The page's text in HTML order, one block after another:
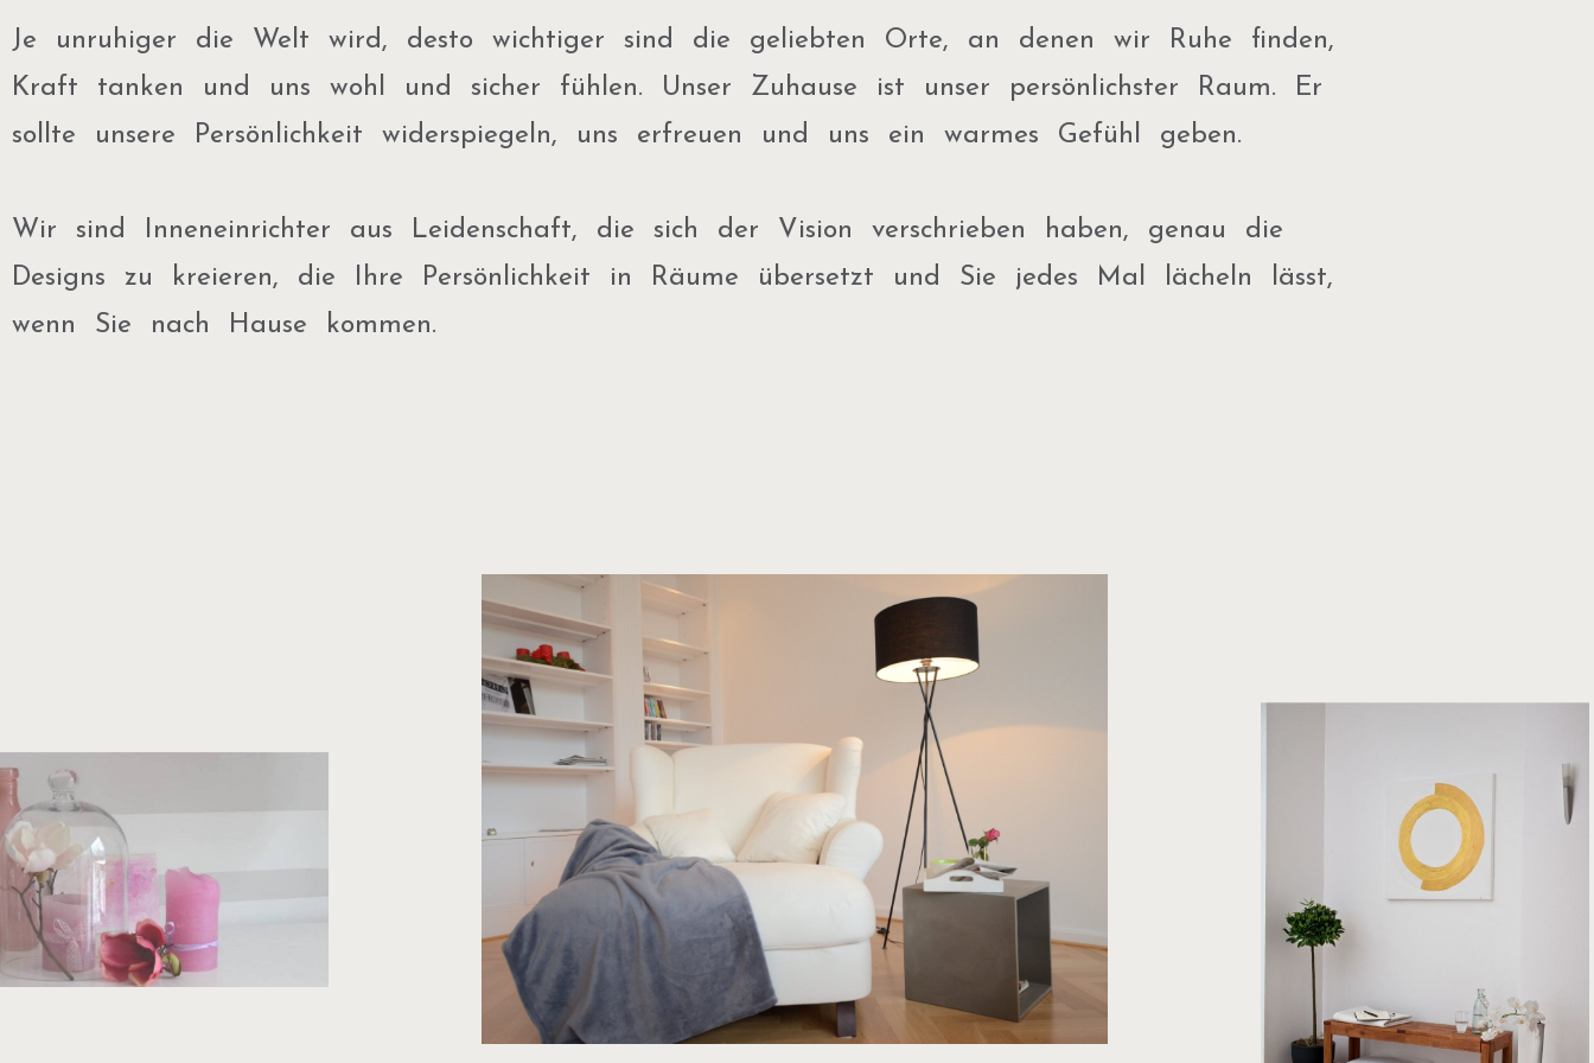
Je unruhiger die Welt wird, desto wichtiger sind die geliebten Orte, an denen wir Ruhe finden,
Kraft tanken und uns wohl und sicher fühlen. Unser Zuhause ist unser persönlichster Raum. Er
sollte unsere Persönlichkeit widerspiegeln, uns erfreuen und uns ein warmes Gefühl geben.
Wir sind Inneneinrichter aus Leidenschaft, die sich der Vision verschrieben haben, genau die
Designs zu kreieren, die Ihre Persönlichkeit in Räume übersetzt und Sie jedes Mal lächeln lässt,
wenn Sie nach Hause kommen.